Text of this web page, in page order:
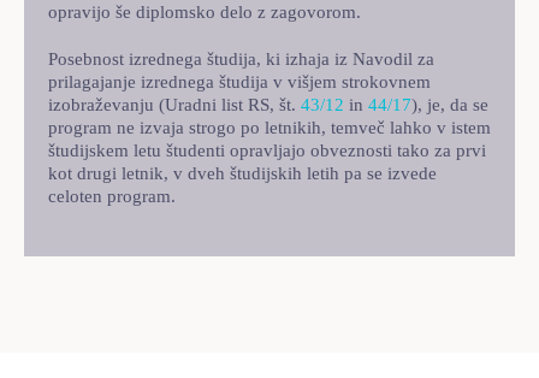
opravijo še diplomsko delo z zagovorom.
Posebnost izrednega študija, ki izhaja iz Navodil za
prilagajanje izrednega študija v višjem strokovnem
izobraževanju (Uradni list RS, št. 43/12 in 44/17), je, da se
program ne izvaja strogo po letnikih, temveč lahko v istem
študijskem letu študenti opravljajo obveznosti tako za prvi
kot drugi letnik, v dveh študijskih letih pa se izvede
celoten program.